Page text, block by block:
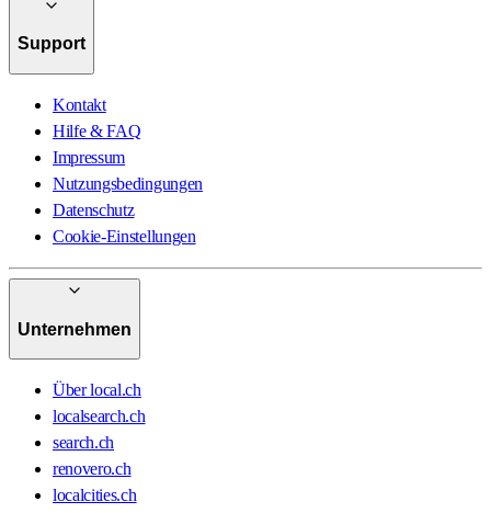
Support
Kontakt
Hilfe & FAQ
Impressum
Nutzungsbedingungen
Datenschutz
Cookie-Einstellungen
Unternehmen
Über local.ch
localsearch.ch
search.ch
renovero.ch
localcities.ch